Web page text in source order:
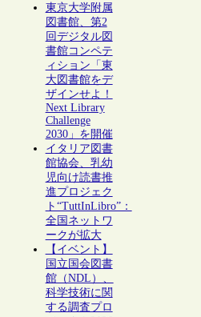
東京大学附属
図書館、第2
回デジタル図
書館コンペテ
ィション「東
大図書館をデ
ザインせよ！
Next Library
Challenge
2030」を開催
イタリア図書
館協会、乳幼
児向け読書推
進プロジェク
ト“TuttInLibro”：
全国ネットワ
ークが拡大
【イベント】
国立国会図書
館（NDL）、
科学技術に関
する調査プロ